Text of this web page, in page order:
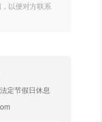
以便对方联系
定节假日休息